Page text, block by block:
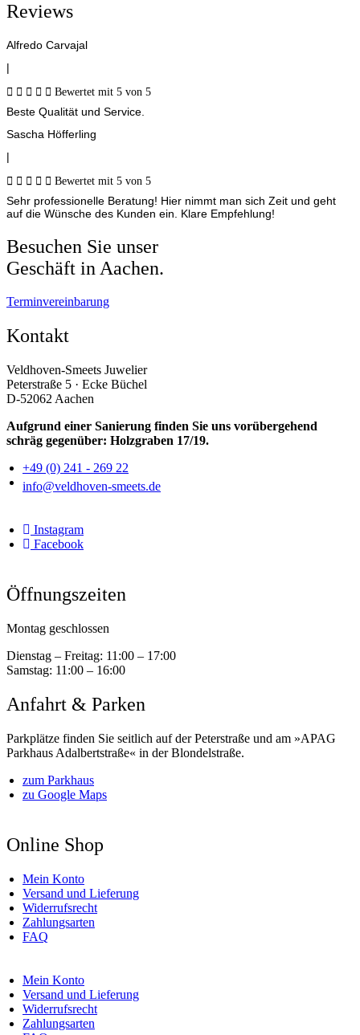
Reviews
Alfredo Carvajal
|
     Bewertet mit 5 von 5
Beste Qualität und Service.
Sascha Höfferling
|
     Bewertet mit 5 von 5
Sehr professionelle Beratung! Hier nimmt man sich Zeit und geht
auf die Wünsche des Kunden ein. Klare Empfehlung!
Besuchen Sie unser
Geschäft in Aachen.
Terminvereinbarung
Kontakt
Veldhoven-Smeets Juwelier
Peterstraße 5 · Ecke Büchel
D-52062 Aachen
Aufgrund einer Sanierung finden Sie uns vorübergehend
schräg gegenüber: Holzgraben 17/19.
+49 (0) 241 - 269 22
info@veldhoven-smeets.de
Instagram
Facebook
Öffnungszeiten
Montag geschlossen
Dienstag – Freitag: 11:00 – 17:00
Samstag: 11:00 – 16:00
Anfahrt & Parken
Parkplätze finden Sie seitlich auf der Peterstraße und am »APAG
Parkhaus Adalbertstraße« in der Blondelstraße.
zum Parkhaus
zu Google Maps
Online Shop
Mein Konto
Versand und Lieferung
Widerrufsrecht
Zahlungsarten
FAQ
Mein Konto
Versand und Lieferung
Widerrufsrecht
Zahlungsarten